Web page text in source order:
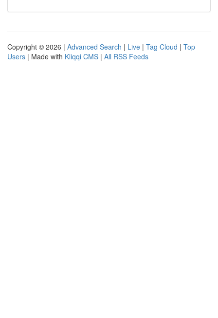
Copyright © 2026 | Advanced Search | Live | Tag Cloud | Top
Users | Made with Kliqqi CMS | All RSS Feeds